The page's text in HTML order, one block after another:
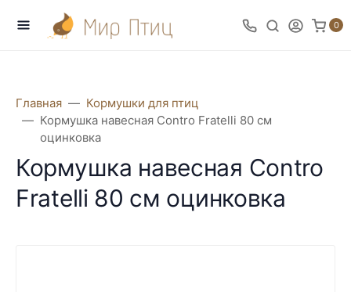
0
Главная
Кормушки для птиц
Кормушка навесная Contro Fratelli 80 см
оцинковка
Кормушка навесная Contro
Fratelli 80 см оцинковка